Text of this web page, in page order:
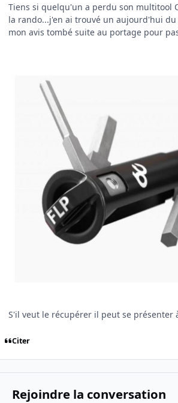
Tiens si quelqu'un a perdu son multitool
la rando...j'en ai trouvé un aujourd'hui du
mon avis tombé suite au portage pour
S'il veut le récupérer il peut se présenter
Citer
Rejoindre la conversation